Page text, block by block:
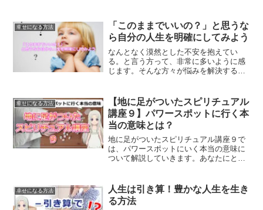
ていきます。
幸せになる方法
「このままでいいの？」と思うな
ら自分の人生を明確にしてみよう
なんとなく漠然とした不安を抱えてい
る。と言う方って、非常に多いように感
じます。そんな方々が悩みを解決する２
必読です。
幸せになる方法
【地に足がついたスピリチュアル
講座９】パワースポットに行く本
当の意味とは？
地に足がついたスピリチュアル講座９で
は、パワースポットにいく本当の意味に
ついて解説していきます。あなたにとっ
幸せになる方法
人生は引き算！豊かな人生を生き
る方法